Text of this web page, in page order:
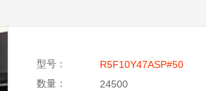
型号： R5F10Y47ASP#50
数量： 24500